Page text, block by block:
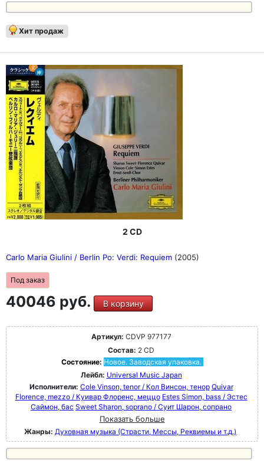
Хит продаж
2 CD
Carlo Maria Giulini / Berlin Po: Verdi: Requiem (2005)
Под заказ
40046 руб. В корзину
Артикул: CDVP 977177
Состав: 2 CD
Состояние: Новое. Заводская упаковка.
Лейбл: Universal Music Japan
Исполнители: Cole Vinson, tenor / Кол Винсон, тенор Quivar
Florence, mezzo / Куивар Флоренс, меццо Estes Simon, bass / Эстес
Саймон, бас Sweet Sharon, soprano / Суит Шарон, сопрано
Показать больше
Жанры: Духовная музыка (Страсти, Мессы, Реквиемы и т.д.)